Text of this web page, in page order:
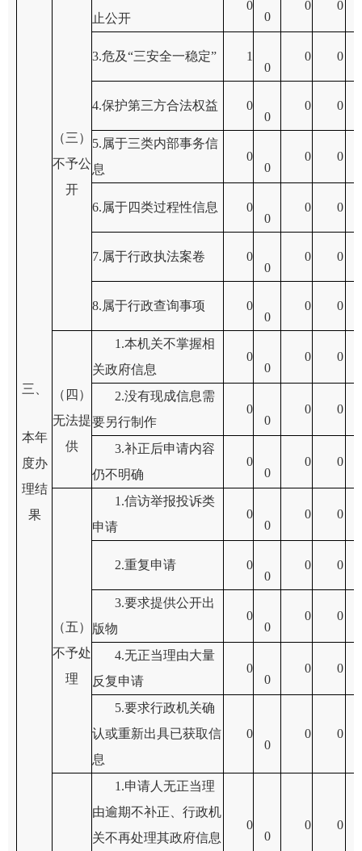
三、
本年
度办
理结
果
（三）
不予公
开
止公开
0
0
0 0
3.危及“三安全一稳定”
1
0
0 0
4.保护第三方合法权益
0
0
0 0
5.属于三类内部事务信
息
0
0
0 0
6.属于四类过程性信息
0
0
0 0
7.属于行政执法案卷
0
0
0 0
8.属于行政查询事项
0
0
0 0
（四）
无法提
供
1.本机关不掌握相
关政府信息
0
0
0 0
2.没有现成信息需
要另行制作
0
0
0 0
3.补正后申请内容
仍不明确
0
0
0 0
（五）
不予处
理
1.信访举报投诉类
申请
0
0
0 0
2.重复申请
0
0
0 0
3.要求提供公开出
版物
0
0
0 0
4.无正当理由大量
反复申请
0
0
0 0
5.要求行政机关确
认或重新出具已获取信
息
0
0
0 0
1.申请人无正当理
由逾期不补正、行政机
关不再处理其政府信息
0
0
0 0